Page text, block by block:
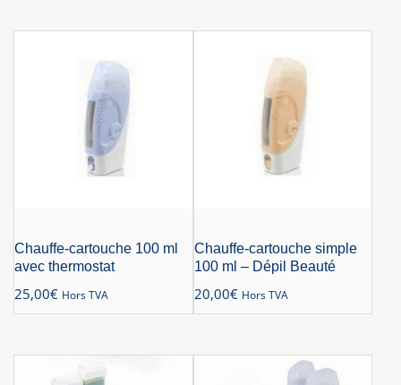
Chauffe-cartouche 100 ml
avec thermostat
25,00€ Hors TVA
Chauffe-cartouche simple
100 ml – Dépil Beauté
20,00€ Hors TVA